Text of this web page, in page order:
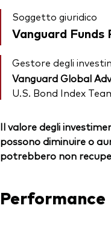
Soggetto giuridico
Vanguard Funds
Gestore degli
Vanguard Global
U.S. Bond Index
Il valore degli
possono diminuire o
potrebbero non
Performance